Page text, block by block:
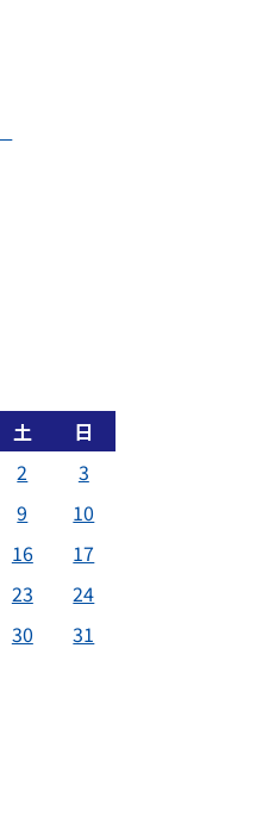
土
日
2
3
9
10
16
17
23
24
30
31